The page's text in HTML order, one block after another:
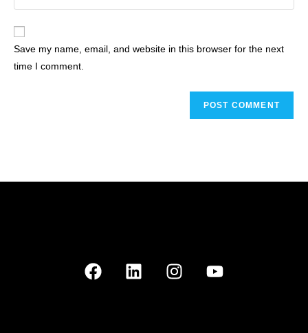
Save my name, email, and website in this browser for the next
time I comment.